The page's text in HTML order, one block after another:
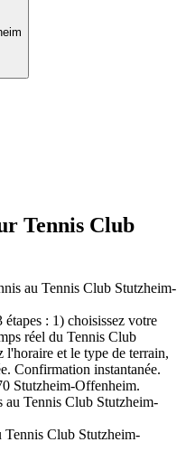
Tennis Club
au Tennis Club Stutzheim-
: 1) choisissez votre
réel du Tennis Club
l'horaire et le type de terrain,
Confirmation instantanée.
Stutzheim-Offenheim.
au Tennis Club Stutzheim-
Tennis Club Stutzheim-